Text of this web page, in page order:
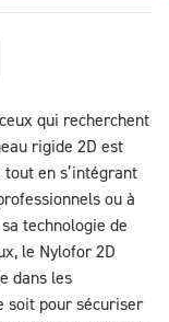
qui recherchent
rigide 2D est
en s’intégrant
ou à
technologie de
le Nylofor 2D
dans les
soit pour sécuriser